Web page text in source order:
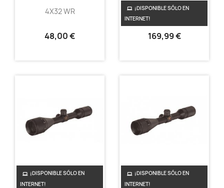
4X32 WR
48,00 €
4-16X50 AO
169,99 €
¡DISPONIBLE SÓLO EN
INTERNET!
4-12X44 AO
¡DISPONIBLE SÓLO EN
INTERNET!
3-9X40 AO
¡DISPONIBLE SÓLO EN
INTERNET!